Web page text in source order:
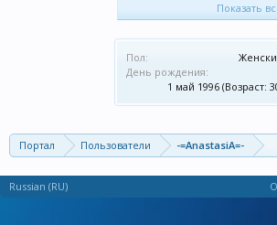
Показать
Пол:
День рождения:
1 май 1996 (Возраст:
Портал Пользователи -=AnastasiA=-
Russian (RU)